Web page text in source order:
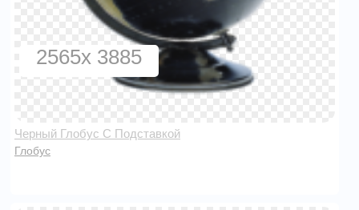
2565x 3885
Черный Глобус С Подставкой
Глобус